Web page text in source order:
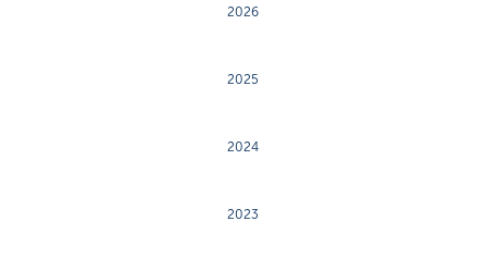
2026
2025
2024
2023